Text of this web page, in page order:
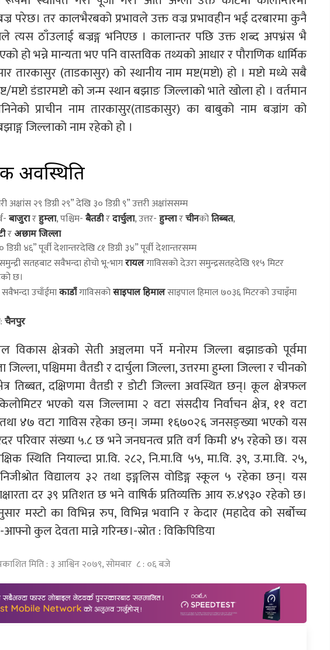
परेछ। तर कालभैरबको प्रभावले उक्त वज्र प्रभावहीन भई दरबारमा कुनै
त्यस ठाँउलाई बज्रङ्ग भनिएछ । कालान्तर पछि उक्त शब्द अपभ्रंस भै
हो भन्ने मान्यता भए पनि वास्तविक तथ्यको आधार र पौराणिक धार्मिक
तारकासुर (ताडकासुर) को स्थानीय नाम मष्ट(मष्टो) हो । मष्टो मध्ये सबै
मष्टो डंडारमष्टो को जन्म स्थान बझाङ जिल्लाको भाते खोला हो । वर्तमान
प्राचीन नाम तारकासुर(ताडकासुर) का बाबुको नाम बज्रांग को
जिल्लाको नाम रहेको हो ।
अवस्थिति
अक्षांस २९ डिग्री २९” देखि ३० डिग्री ९” उत्तरी अक्षांससम्म
बाजुरारहुम्ला, पश्चिम- बैतडीरदार्चुला, उत्तर- हुम्लारचीनकोतिब्बत,
र अछाम जिल्ला
४६” पूर्वी देशान्तरदेखि ८१ डिग्री ३४” पूर्वी देशान्तरसम्म
सतहबाट सवैभन्दा होचो भू-भागरायलगाविसको देउरा समुन्द्रसतहदेखि ९१५ मिटर
छ।
उचाँईमाकाडाँगाविसकोसाइपाल हिमालसाइपाल हिमाल ७०३६ मिटरको उचाइँमा
चैनपुर
विकास क्षेत्रको सेती अञ्चलमा पर्ने मनोरम जिल्ला बझाङको पूर्वमा
जिल्ला, पश्चिममा वैतडी र दार्चुला जिल्ला, उत्तरमा हुम्ला जिल्ला र चीनको
तिब्बत, दक्षिणमा वैतडी र डोटी जिल्ला अवस्थित छन्। कूल क्षेत्रफल
भएको यस जिल्लामा २ वटा संसदीय निर्वाचन क्षेत्र, ११ वटा
तथा ४७ वटा गाविस रहेका छन्। जम्मा १६७०२६ जनसङ्ख्या भएको यस
परिवार संख्या ५.८ छ भने जनघनत्व प्रति वर्ग किमी ४५ रहेको छ। यस
स्थिति नियाल्दा प्रा.वि. २८२, नि.मा.वि ५५, मा.वि. ३९, उ.मा.वि. २५,
विद्यालय ३२ तथा इङ्गलिस वोडिङ्ग स्कूल ५ रहेका छन्। यस
दर ३९ प्रतिशत छ भने वाषिर्क प्रतिव्यक्ति आय रु.४९३० रहेको छ।
मस्टो का विभिन्न रुप, विभिन्न भवानि र केदार (महादेव को सर्बोच्च
कुल देवता मान्ने गरिन्छ।-स्रोत : विकिपिडिया
मिति : ३ आश्विन २०७९, सोमबार ८ : ०६ बजे